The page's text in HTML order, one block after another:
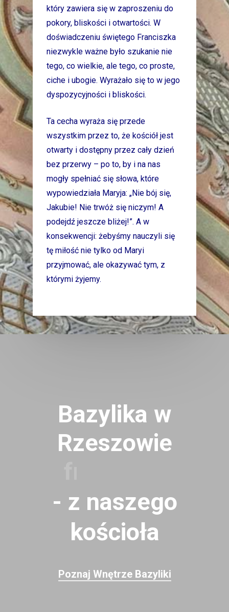
który zawiera się w zaproszeniu do
pokory, bliskości i otwartości. W
doświadczeniu świętego Franciszka
niezwykle ważne było szukanie nie
tego, co wielkie, ale tego, co proste,
ciche i ubogie. Wyrażało się to w jego
dyspozycyjności i bliskości.
Ta cecha wyraża się przede
wszystkim przez to, że kościół jest
otwarty i dostępny przez cały dzień
bez przerwy – po to, by i na nas
mogły spełniać się słowa, które
wypowiedziała Maryja: „Nie bój się,
Jakubie! Nie trwóż się niczym! A
podejdź jeszcze bliżej!”. A w
konsekwencji: żebyśmy nauczyli się
tę miłość nie tylko od Maryi
przyjmować, ale okazywać tym, z
którymi żyjemy.
Bazylika w
Rzeszowie
- z naszego
kościoła
Poznaj Wnętrze Bazyliki